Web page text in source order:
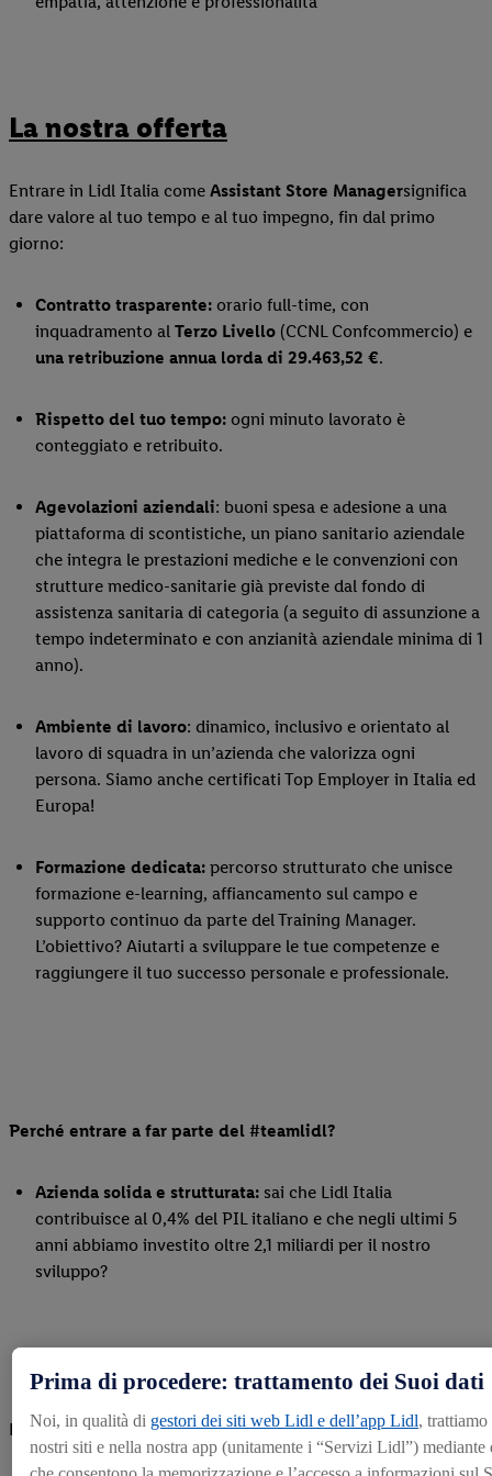
La nostra offerta
Entrare in Lidl Italia come Assistant Store Managersignifica
dare valore al tuo tempo e al tuo impegno, fin dal primo
giorno:
Contratto trasparente: orario full-time, con
inquadramento al Terzo Livello (CCNL Confcommercio) e
una retribuzione annua lorda di 29.463,52 €.
Rispetto del tuo tempo: ogni minuto lavorato è
conteggiato e retribuito.
Agevolazioni aziendali: buoni spesa e adesione a una
piattaforma di scontistiche, un piano sanitario aziendale
che integra le prestazioni mediche e le convenzioni con
strutture medico-sanitarie già previste dal fondo di
assistenza sanitaria di categoria (a seguito di assunzione a
tempo indeterminato e con anzianità aziendale minima di 1
anno).
Ambiente di lavoro: dinamico, inclusivo e orientato al
lavoro di squadra in un’azienda che valorizza ogni
persona. Siamo anche certificati Top Employer in Italia ed
Europa!
Formazione dedicata: percorso strutturato che unisce
formazione e-learning, affiancamento sul campo e
supporto continuo da parte del Training Manager.
L’obiettivo? Aiutarti a sviluppare le tue competenze e
raggiungere il tuo successo personale e professionale.
Perché entrare a far parte del #teamlidl?
Azienda solida e strutturata: sai che Lidl Italia
contribuisce al 0,4% del PIL italiano e che negli ultimi 5
anni abbiamo investito oltre 2,1 miliardi per il nostro
sviluppo?
L’obiettivo per il 2030 è raggiungere i 1.000 Punti Vendita.
Prima di procedere: trattamento dei Suoi dati
Noi, in qualità di gestori dei siti web Lidl e dell’app Lidl,
nostri siti e nella nostra app (unitamente i “Servizi Lidl”) mediante